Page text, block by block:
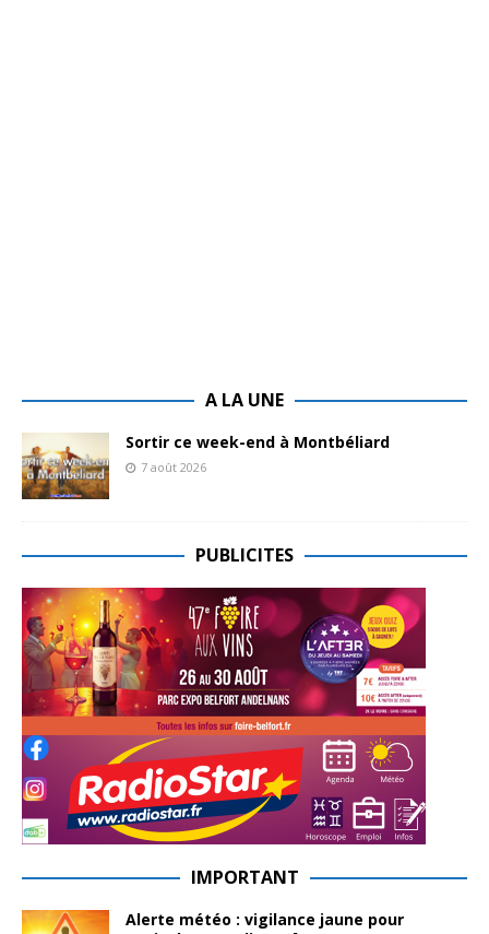
A LA UNE
Sortir ce week-end à Montbéliard
7 août 2026
PUBLICITES
IMPORTANT
Alerte météo : vigilance jaune pour